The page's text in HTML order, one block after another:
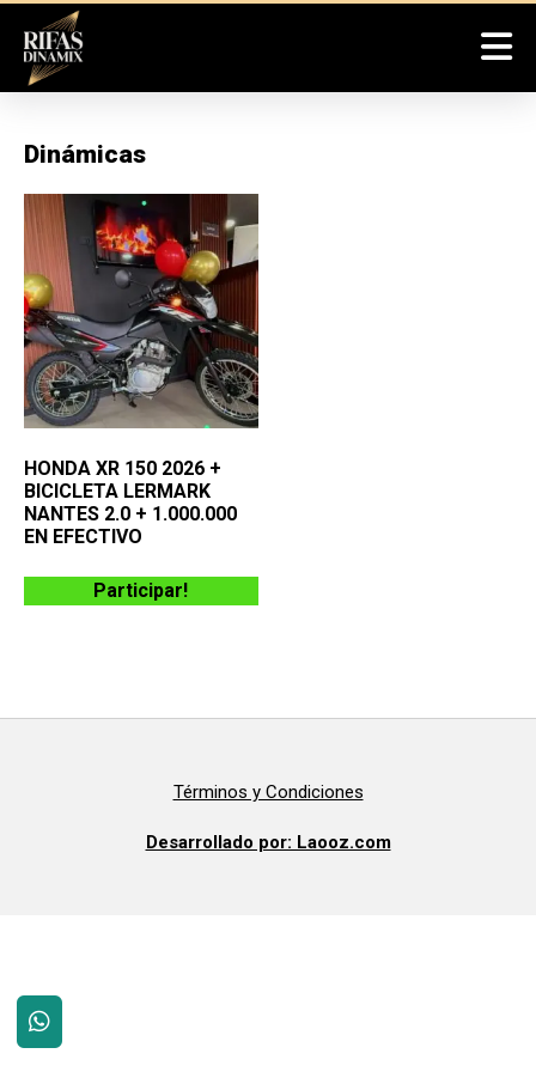
Dinámicas
HONDA XR 150 2026 +
BICICLETA LERMARK
NANTES 2.0 + 1.000.000
EN EFECTIVO
Participar!
Términos y Condiciones
Desarrollado por: Laooz.com